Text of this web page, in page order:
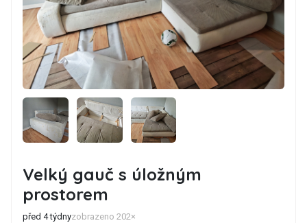
Velký gauč s úložným
prostorem
před 4 týdnyzobrazeno 202×